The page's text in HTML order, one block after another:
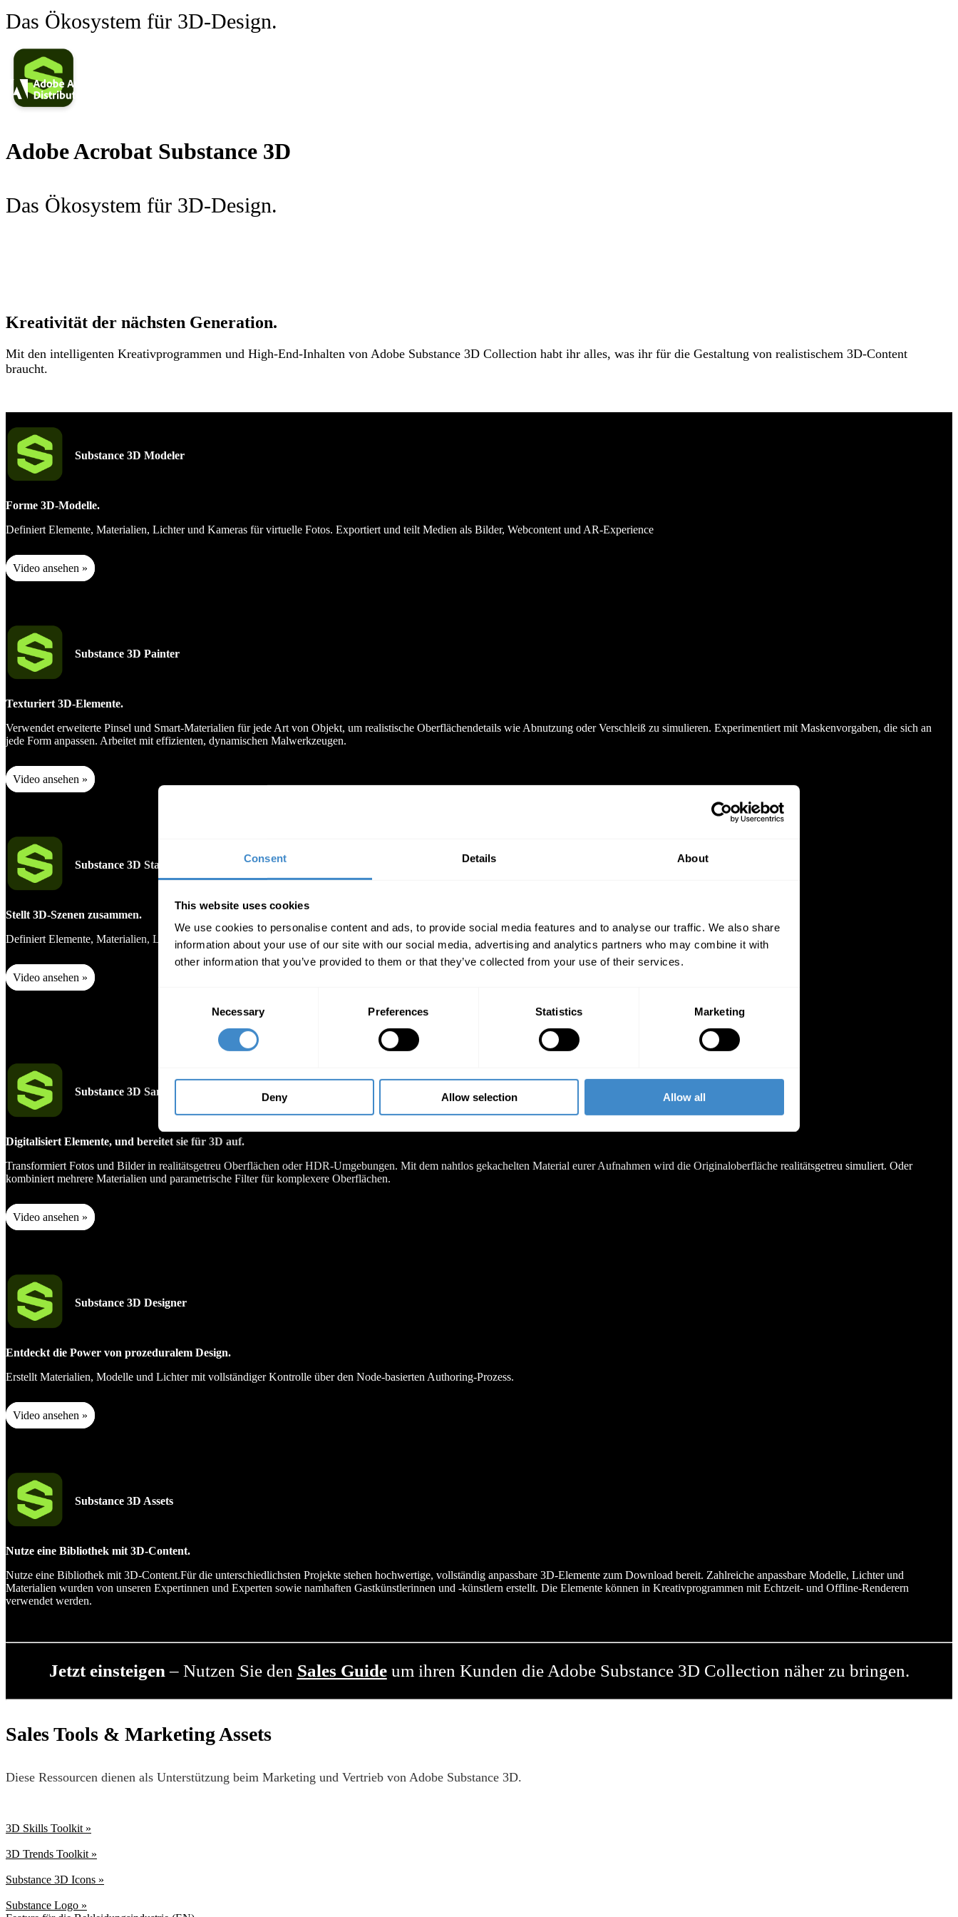
Consent Details About
This website uses cookies
We use cookies to personalise content and ads, to provide social media features and to analyse our traffic. We also share
information about your use of our site with our social media, advertising and analytics partners who may combine it with
other information that you’ve provided to them or that they’ve collected from your use of their services.
Necessary Preferences Statistics Marketing
Deny Allow selection Allow all
Das Ökosystem für 3D-Design.
Adobe Acrobat Substance 3D
Das Ökosystem für 3D-Design.
Kreativität der nächsten Generation.
Mit den intelligenten Kreativprogrammen und High-End-Inhalten von Adobe Substance 3D Collection habt ihr alles, was ihr für die Gestaltung von realistischem 3D-Content
braucht.
Substance 3D Modeler
Forme 3D-Modelle.
Definiert Elemente, Materialien, Lichter und Kameras für virtuelle Fotos. Exportiert und teilt Medien als Bilder, Webcontent und AR-Experience
Video ansehen »
Substance 3D Painter
Texturiert 3D-Elemente.
Verwendet erweiterte Pinsel und Smart-Materialien für jede Art von Objekt, um realistische Oberflächendetails wie Abnutzung oder Verschleiß zu simulieren. Experimentiert mit Maskenvorgaben, die sich an
jede Form anpassen. Arbeitet mit effizienten, dynamischen Malwerkzeugen.
Video ansehen »
Substance 3D Stager
Stellt 3D-Szenen zusammen.
Definiert Elemente, Materialien, Lichter und Kameras für virtuelle Fotos. Exportiert und teilt Medien als Bilder, Webcontent und AR-Experience.
Video ansehen »
Substance 3D Sampler
Digitalisiert Elemente, und bereitet sie für 3D auf.
Transformiert Fotos und Bilder in realitätsgetreu Oberflächen oder HDR-Umgebungen. Mit dem nahtlos gekachelten Material eurer Aufnahmen wird die Originaloberfläche realitätsgetreu simuliert. Oder
kombiniert mehrere Materialien und parametrische Filter für komplexere Oberflächen.
Video ansehen »
Substance 3D Designer
Entdeckt die Power von prozeduralem Design.
Erstellt Materialien, Modelle und Lichter mit vollständiger Kontrolle über den Node-basierten Authoring-Prozess.
Video ansehen »
Substance 3D Assets
Nutze eine Bibliothek mit 3D-Content.
Nutze eine Bibliothek mit 3D-Content.Für die unterschiedlichsten Projekte stehen hochwertige, vollständig anpassbare 3D-Elemente zum Download bereit. Zahlreiche anpassbare Modelle, Lichter und
Materialien wurden von unseren Expertinnen und Experten sowie namhaften Gastkünstlerinnen und -künstlern erstellt. Die Elemente können in Kreativprogrammen mit Echtzeit- und Offline-Renderern
verwendet werden.
Jetzt einsteigen – Nutzen Sie den Sales Guideum ihren Kunden die Adobe Substance 3D Collection näher zu bringen.
Sales Tools & Marketing Assets
Diese Ressourcen dienen als Unterstützung beim Marketing und Vertrieb von Adobe Substance 3D.
3D Skills Toolkit »
3D Trends Toolkit »
Substance 3D Icons »
Substance Logo »